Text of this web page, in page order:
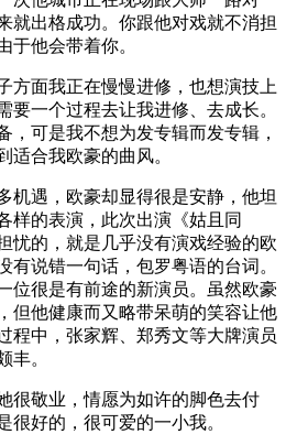
就出格成功。你跟他对戏就不消担
于他会带着你。
面我正在慢慢进修，也想演技上
要一个过程去让我进修、去成长。
，可是我不想为发专辑而发专辑，
适合我欧豪的曲风。
遇，欧豪却显得很是安静，他坦
样的表演，此次出演《姑且同
忧的，就是几乎没有演戏经验的欧
有说错一句话，包罗粤语的台词。
位很是有前途的新演员。虽然欧豪
但他健康而又略带呆萌的笑容让他
程中，张家辉、郑秀文等大牌演员
丰。
敬业，情愿为如许的脚色去付
很好的，很可爱的一小我。